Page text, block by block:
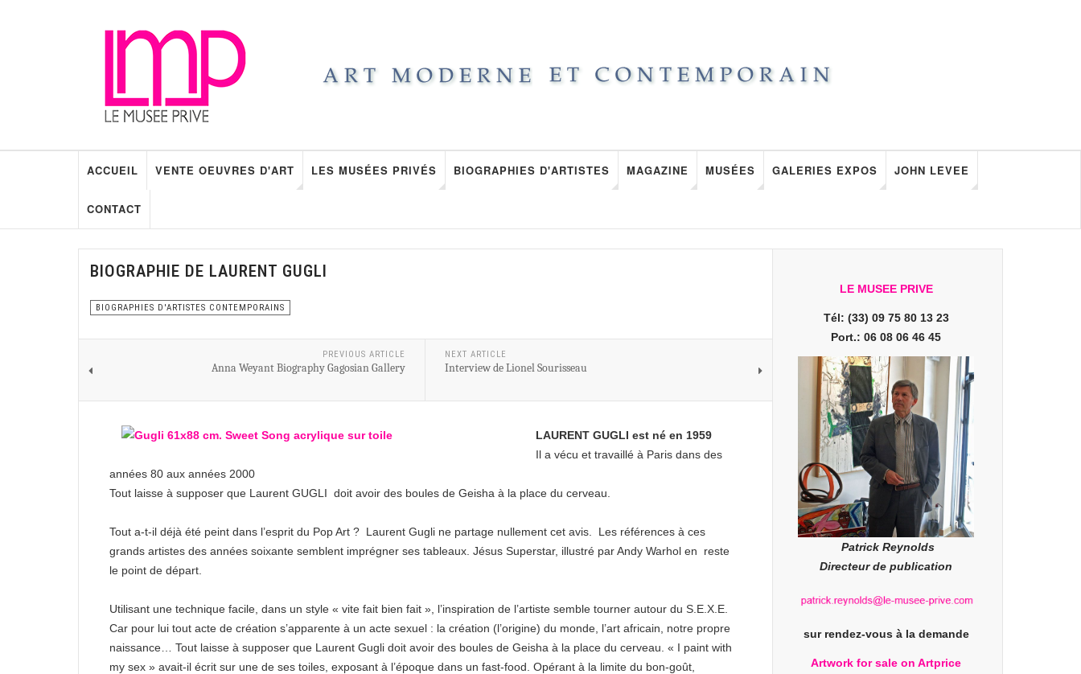
ACCUEIL VENTE OEUVRES D'ART LES MUSÉES PRIVÉS BIOGRAPHIES D'ARTISTES MAGAZINE MUSÉES GALERIES EXPOS JOHN LEVEE
CONTACT
BIOGRAPHIE DE LAURENT GUGLI
BIOGRAPHIES D'ARTISTES CONTEMPORAINS
PREVIOUS ARTICLE
Anna Weyant Biography Gagosian Gallery
NEXT ARTICLE
Interview de Lionel Sourisseau
LAURENT GUGLI est né en 1959
Il a vécu et travaillé à Paris dans des
années 80 aux années 2000
Tout laisse à supposer que Laurent GUGLI doit avoir des boules de Geisha à la place du cerveau.
Tout a-t-il déjà été peint dans l’esprit du Pop Art ? Laurent Gugli ne partage nullement cet avis. Les références à ces
grands artistes des années soixante semblent imprégner ses tableaux. Jésus Superstar, illustré par Andy Warhol en reste
le point de départ.
Utilisant une technique facile, dans un style « vite fait bien fait », l’inspiration de l’artiste semble tourner autour du S.E.X.E.
Car pour lui tout acte de création s’apparente à un acte sexuel : la création (l’origine) du monde, l’art africain, notre propre
naissance… Tout laisse à supposer que Laurent Gugli doit avoir des boules de Geisha à la place du cerveau. « I paint with
my sex » avait-il écrit sur une de ses toiles, exposant à l’époque dans un fast-food. Opérant à la limite du bon-goût,
LE MUSEE PRIVE
Tél: (33) 09 75 80 13 23
Port.: 06 08 06 46 45
Patrick Reynolds
Directeur de publication
sur rendez-vous à la demande
Artwork for sale on Artprice